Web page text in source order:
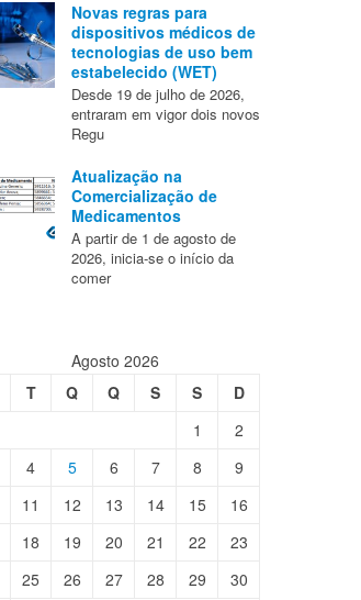
Novas regras para
dispositivos médicos de
tecnologias de uso bem
estabelecido (WET)
Desde 19 de julho de 2026,
entraram em vigor dois novos
Regu
Atualização na
Comercialização de
Medicamentos
A partir de 1 de agosto de
2026, inicia-se o início da
comer
Agosto 2026
T Q Q S S
D
1
2
4 5 6 7 8
9
11 12 13 14 15
16
18 19 20 21 22
23
25 26 27 28 29
30